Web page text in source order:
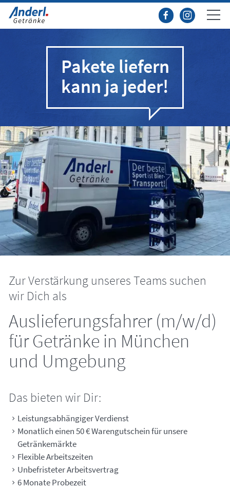
Pakete liefern
kann ja jeder!
Zur Verstärkung unseres Teams suchen
wir Dich als
Auslieferungsfahrer (m/w/d)
für Getränke in München
und Umgebung
Das bieten wir Dir:
Leistungsabhängiger Verdienst
Monatlich einen 50 € Warengutschein für unsere
Getränkemärkte
Flexible Arbeitszeiten
Unbefristeter Arbeitsvertrag
6 Monate Probezeit